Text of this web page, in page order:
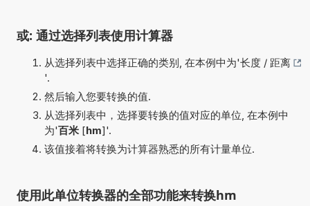
或: 通过选择列表使用计算器
从选择列表中选择正确的类别, 在本例中为'长度 / 距离
'.
然后输入您要转换的值.
从选择列表中，选择要转换的值对应的单位, 在本例中
为'百米[hm]'.
该值接着将转换为计算器熟悉的所有计量单位.
使用此单位转换器的全部功能来转换hm